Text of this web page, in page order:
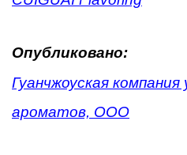
Опубликовано:
Гуанчжоуская компания
ароматов, ООО